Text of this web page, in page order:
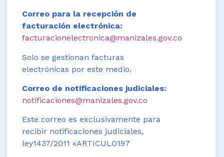
Correo para la recepción de
facturación electrónica:
facturacionelectronica@manizales.gov.co
Solo se gestionan facturas
electrónicas por este medio.
Correo de notificaciones judiciales:
notificaciones@manizales.gov.co
Este correo es exclusivamente para
recibir notificaciones judiciales,
ley1437/2011 «ARTICULO197